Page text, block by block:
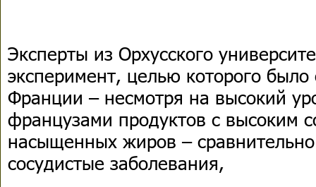
Эксперты из Орхусского
эксперимент, целью которого
Франции – несмотря на высокий
французами продуктов с высоким
насыщенных жиров –
сосудистые заболевания,